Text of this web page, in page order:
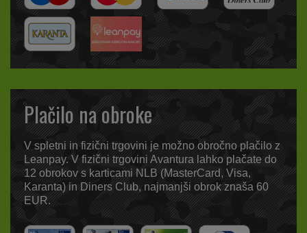
Plačilo na obroke
V spletni in fizični trgovini je možno obročno plačilo z
Leanpay. V fizični trgovini Avantura lahko plačate do
12 obrokov s karticami NLB (MasterCard, Visa,
Karanta) in Diners Club, najmanjši obrok znaša 60
EUR.